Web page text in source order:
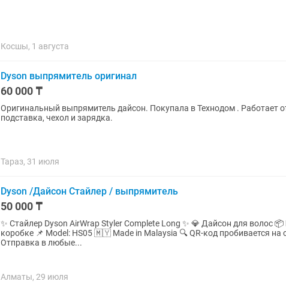
Косшы, 1 августа
Dyson выпрямитель оригинал
60 000 ₸
Оригинальный выпрямитель дайсон. Покупала в Технодом . Работает
подставка, чехол и зарядка.
Тараз, 31 июля
Dyson /Дайсон Стайлер / выпрямитель
50 000 ₸
✨ Стайлер Dyson AirWrap Styler Complete Long ✨ 💎 Дайсон для волос
коробке 📌 Model: HS05 🇲🇾 Made in Malaysia 🔍 QR-код пробивается на
Отправка в любые...
Алматы, 29 июля